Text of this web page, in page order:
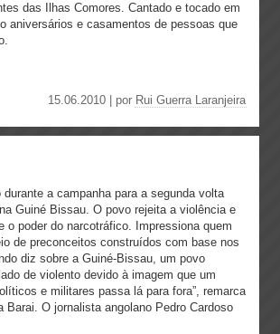
das Ilhas Comores. Cantado e tocado em
aniversários e casamentos de pessoas que
15.06.2010 | por Rui Guerra Laranjeira
durante a campanha para a segunda volta
Guiné Bissau. O povo rejeita a violência e
o poder do narcotráfico. Impressiona quem
de preconceitos construídos com base nos
diz sobre a Guiné-Bissau, um povo
de violento devido à imagem que um
e militares passa lá para fora”, remarca
Barai. O jornalista angolano Pedro Cardoso